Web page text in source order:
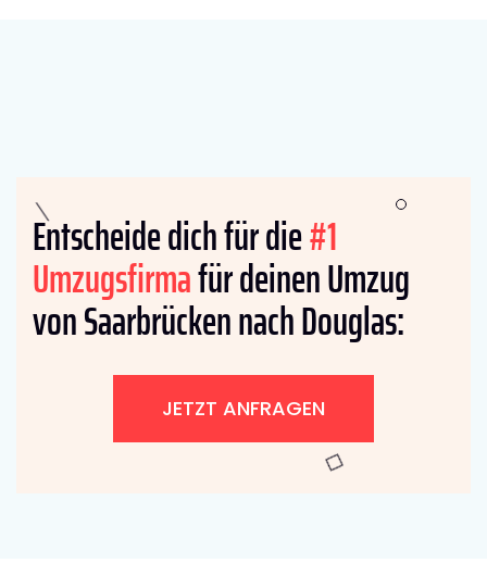
Entscheide dich für die#1
Umzugsfirmafür deinen Umzug
von Saarbrücken nach Douglas:
JETZT ANFRAGEN